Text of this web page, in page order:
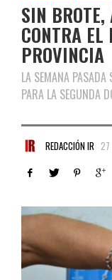
SIN BROTE,
CONTRA EL
PROVINCIA
LA SEMANA
PARA LA SEGUNDA
REDACCIÓN IR 27